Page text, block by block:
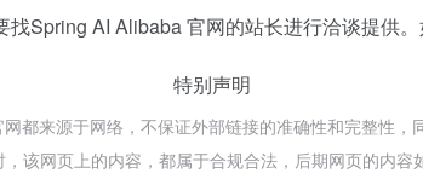
Spring AI Alibaba 官网的站长进行洽谈提供
特别声明
都来源于网络，不保证外部链接的准确性和完整性，
该网页上的内容，都属于合规合法，后期网页的内